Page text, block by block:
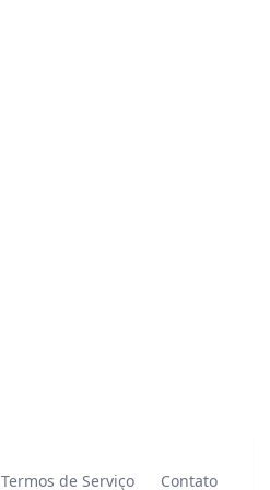
Termos de Serviço Contato